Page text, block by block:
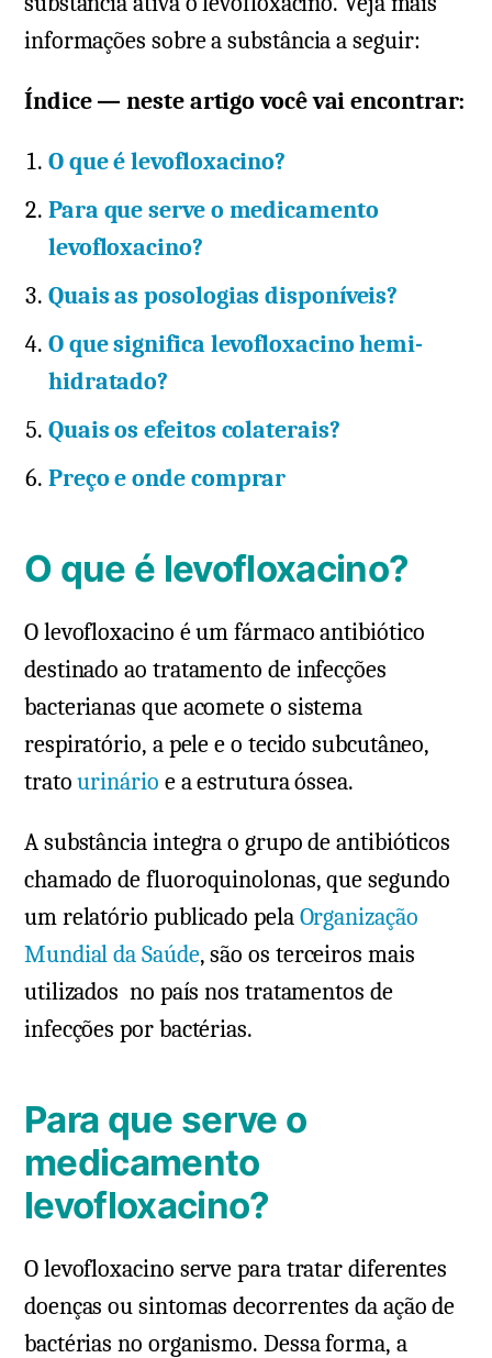
informações sobre a substância a seguir:
Índice — neste artigo você vai encontrar:
O que é levofloxacino?
Para que serve o medicamento
levofloxacino?
Quais as posologias disponíveis?
O que significa levofloxacino hemi-
hidratado?
Quais os efeitos colaterais?
Preço e onde comprar
O que é levofloxacino?
O levofloxacino é um fármaco antibiótico
destinado ao tratamento de infecções
bacterianas que acomete o sistema
respiratório, a pele e o tecido subcutâneo,
tratourinário e a estrutura óssea.
A substância integra o grupo de antibióticos
chamado de fluoroquinolonas, que segundo
um relatório publicado pelaOrganização
Mundial da Saúde, são os terceiros mais
utilizados no país nos tratamentos de
infecções por bactérias.
Para que serve o
medicamento
levofloxacino?
O levofloxacino serve para tratar diferentes
doenças ou sintomas decorrentes da ação de
bactérias no organismo. Dessa forma, a